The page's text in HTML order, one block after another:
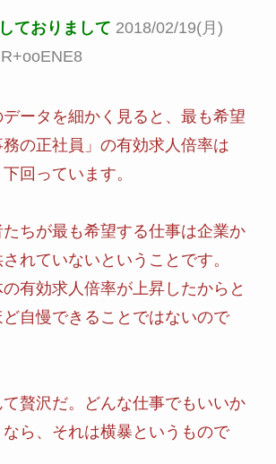
ておりまして 2018/02/19(月)
ータを細かく見ると、最も希望
の正社員」の有効求人倍率は
回っています。
ちが最も希望する仕事は企業か
れていないということです。
有効求人倍率が上昇したからと
自慢できることではないので
て贅沢だ。どんな仕事でもいいか
ら、それは横暴というもので